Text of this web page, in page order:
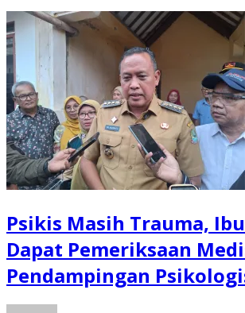
Psikis Masih Trauma,
Dapat Pemeriksaan
Pendampingan